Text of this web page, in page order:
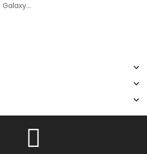
Reparación Samsung Galaxy F02s